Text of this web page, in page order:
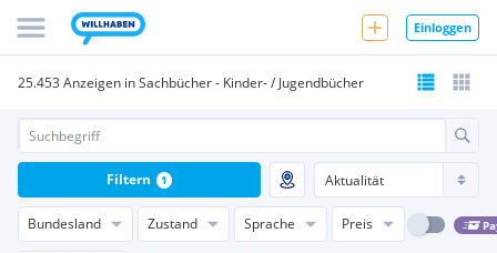
Einloggen
25.453 Anzeigen in Sachbücher - Kinder- / Jugendbücher
Bundesland Zustand Sprache Preis
Filtern 1